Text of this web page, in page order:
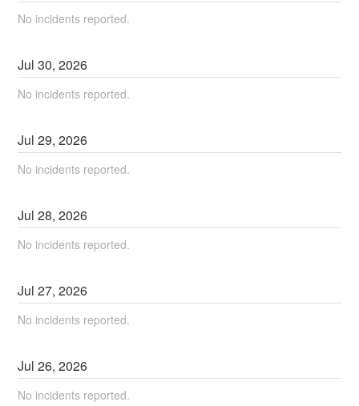
No incidents reported.
Jul30,2026
No incidents reported.
Jul29,2026
No incidents reported.
Jul28,2026
No incidents reported.
Jul27,2026
No incidents reported.
Jul26,2026
No incidents reported.